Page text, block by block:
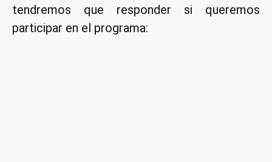
tendremos que responder si queremos
participar en el programa: